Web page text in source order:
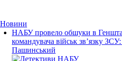
Новини
НАБУ провело обшуки в
командувача військ зв’язку
Пашинський